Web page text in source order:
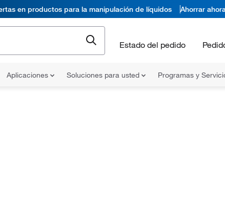
en productos para la manipulación de líquidos Ahorrar
Estado del pedido
Aplicaciones Soluciones para usted Programas y